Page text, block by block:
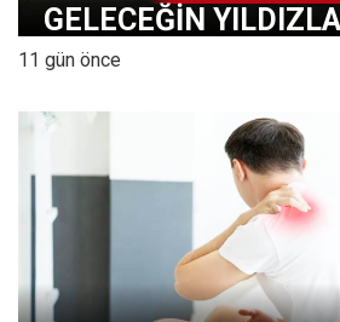
GELECEĞİN
11 gün önce